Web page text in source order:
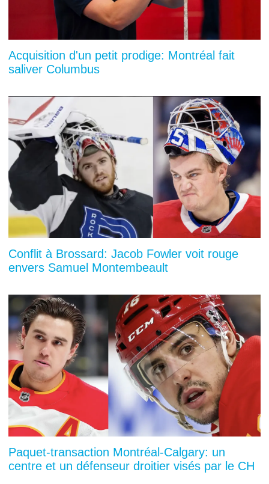
Acquisition d'un petit prodige: Montréal fait
saliver Columbus
Conflit à Brossard: Jacob Fowler voit rouge
envers Samuel Montembeault
Paquet-transaction Montréal-Calgary: un
centre et un défenseur droitier visés par le CH